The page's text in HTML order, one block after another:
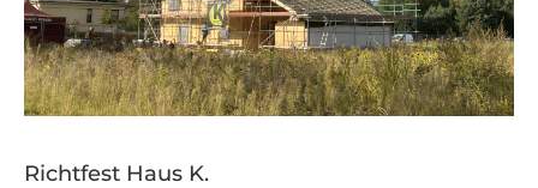
Richtfest Haus K.